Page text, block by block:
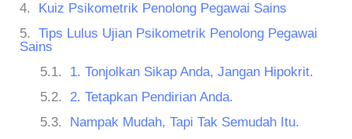
Kuiz Psikometrik Penolong Pegawai Sains
Tips Lulus Ujian Psikometrik Penolong Pegawai
Sains
1. Tonjolkan Sikap Anda, Jangan Hipokrit.
2. Tetapkan Pendirian Anda.
Nampak Mudah, Tapi Tak Semudah Itu.